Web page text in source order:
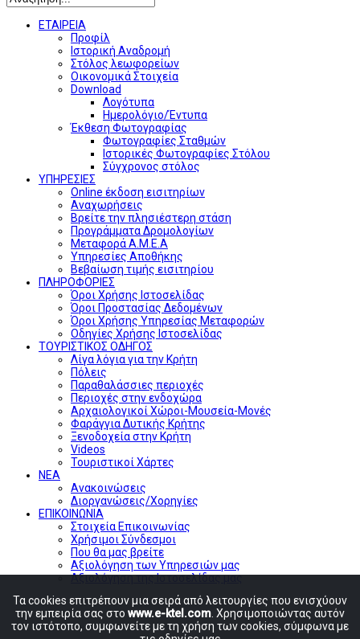
ΕΤΑΙΡΕΙΑ
Προφίλ
Ιστορική Αναδρομή
Στόλος λεωφορείων
Οικονομικά Στοιχεία
Download
Λογότυπα
Ημερολόγιο/Έντυπα
Έκθεση Φωτογραφίας
Φωτογραφίες Σταθμών
Ιστορικές Φωτογραφίες Στόλου
Σύγχρονος στόλος
ΥΠΗΡΕΣΙΕΣ
Online έκδοση εισιτηρίων
Αναχωρήσεις
Βρείτε την πλησιέστερη στάση
Προγράμματα Δρομολογίων
Μεταφορά Α.Μ.Ε.Α
Υπηρεσίες Αποθήκης
Βεβαίωση τιμής εισιτηρίου
ΠΛΗΡΟΦΟΡΙΕΣ
Όροι Χρήσης Ιστοσελίδας
Όροι Προστασίας Δεδομένων
Όροι Χρήσης Υπηρεσίας Μεταφορών
Οδηγίες Χρήσης Ιστοσελίδας
ΤΟΥΡΙΣΤΙΚΟΣ ΟΔΗΓΟΣ
Λίγα λόγια για την Κρήτη
Πόλεις
Παραθαλάσσιες περιοχές
Περιοχές στην ενδοχώρα
Αρχαιολογικοί Χώροι-Μουσεία-Μονές
Φαράγγια Δυτικής Κρήτης
Ξενοδοχεία στην Κρήτη
Videos
Τουριστικοί Χάρτες
ΝΕΑ
Ανακοινώσεις
Διοργανώσεις/Χορηγίες
ΕΠΙΚΟΙΝΩΝΙΑ
Στοιχεία Επικοινωνίας
Χρήσιμοι Σύνδεσμοι
Που θα μας βρείτε
Αξιολόγηση των Υπηρεσιών μας
Αξιολόγηση της Ιστοσελίδας μας
Τα cookies επιτρέπουν μια σειρά από λειτουργίες που ενισχύουν
την εμπειρία σας στο www.e-ktel.com . Χρησιμοποιώντας αυτόν
τον ιστότοπο, συμφωνείτε με τη χρήση των cookies, σύμφωνα με